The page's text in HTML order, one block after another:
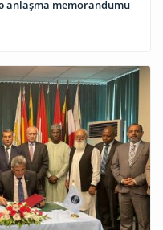
anlaşma memorandumu